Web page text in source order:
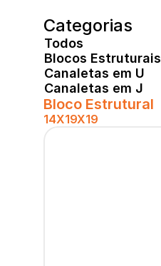
Bloco Estrutural
14X19X19
Categorias
Todos
Blocos Estruturais
Canaletas em U
Canaletas em J